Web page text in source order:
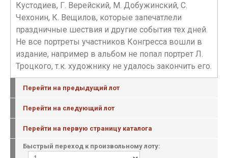
Кустодиев, Г. Верейский, М. Добужинский, С.
Чехонин, К. Вещилов, которые запечатлели
праздничные шествия и другие события тех дней.
Не все портреты участников Конгресса вошли в
издание, например в альбом не попал портрет Л.
Троцкого, т.к. художнику не удалось закончить его.
Перейти на предыдущий лот
Перейти на следующий лот
Перейти на первую страницу каталога
Быстрый переход к произвольному лоту: